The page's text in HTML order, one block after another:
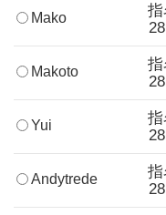
Mako
指
Makoto
指
Yui
指
Andytrede
指